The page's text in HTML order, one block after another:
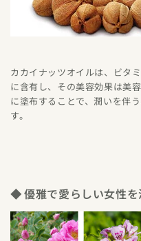
カカイナッツオイルは、ビタ
に含有し、その美容効果は美
に塗布することで、潤いを伴
す。
◆ 優雅で愛らしい女性を